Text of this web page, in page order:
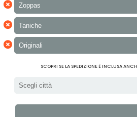
× Zoppas
× Taniche
× Originali
SCOPRI SE LA SPEDIZIONE È INCLUSA
Scegli città